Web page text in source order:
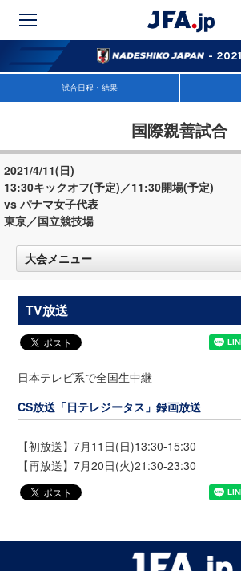
-
試合日程・結果
国際親善試合
2021/4/11(日)
13:30キックオフ(予定)／11:30開場(予定)
vs パナマ女子代表
東京／国立競技場
大会メニュー
TV放送
日本テレビ系で全国生中継
CS放送「日テレジータス」録画放送
【初放送】7月11日(日)13:30-15:30
【再放送】7月20日(火)21:30-23:30